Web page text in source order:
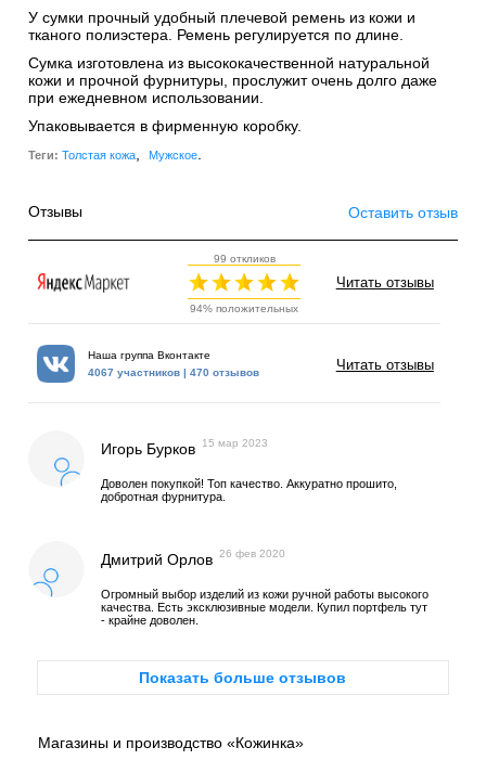
У сумки прочный удобный плечевой ремень из кожи и
тканого полиэстера. Ремень регулируется по длине.
Сумка изготовлена из высококачественной натуральной
кожи и прочной фурнитуры, прослужит очень долго даже
при ежедневном использовании.
Упаковывается в фирменную коробку.
Теги: Толстая кожа Мужское.
Отзывы Оставить отзыв
99 откликов
94% положительных
Читать отзывы
Наша группа Вконтакте
4067 участников | 470 отзывов
Читать отзывы
Игорь Бурков 15 мар 2023
Доволен покупкой! Топ качество. Аккуратно прошито,
добротная фурнитура.
Дмитрий Орлов 26 фев 2020
Огромный выбор изделий из кожи ручной работы высокого
качества. Есть эксклюзивные модели. Купил портфель тут
- крайне доволен.
Показать больше отзывов
Магазины и производство «Кожинка»